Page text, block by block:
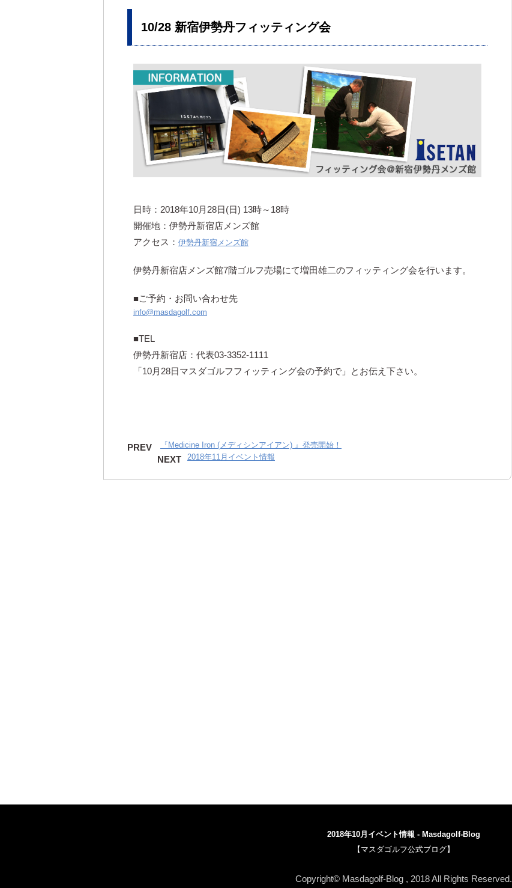
10/28 新宿伊勢丹フィッティング会
日時：2018年10月28日(日) 13時～18時
開催地：伊勢丹新宿店メンズ館
アクセス： 伊勢丹新宿メンズ館
伊勢丹新宿店メンズ館7階ゴルフ売場にて増田雄二のフィッティング会を行います。
■ご予約・お問い合わせ先
info@masdagolf.com
■TEL
伊勢丹新宿店：代表03-3352-1111
「10月28日マスダゴルフフィッティング会の予約で」とお伝え下さい。
PREV 『Medicine Iron (メディシンアイアン) 』発売開始！
NEXT 2018年11月イベント情報
2018年10月イベント情報 - Masdagolf-Blog
【マスダゴルフ公式ブログ】
Copyright© Masdagolf-Blog , 2018 All Rights Reserved.